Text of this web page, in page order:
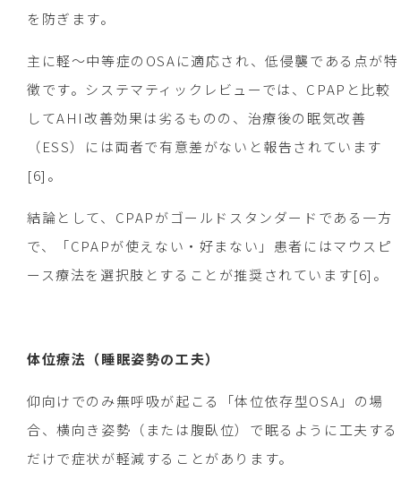
を防ぎます。
主に軽～中等症のOSAに適応され、低侵襲である点が特
徴です。システマティックレビューでは、CPAPと比較
してAHI改善効果は劣るものの、治療後の眠気改善
（ESS）には両者で有意差がないと報告されています
[6]。
結論として、CPAPがゴールドスタンダードである一方
で、「CPAPが使えない・好まない」患者にはマウスピ
ース療法を選択肢とすることが推奨されています[6]。
体位療法（睡眠姿勢の工夫）
仰向けでのみ無呼吸が起こる「体位依存型OSA」の場
合、横向き姿勢（または腹臥位）で眠るように工夫する
だけで症状が軽減することがあります。